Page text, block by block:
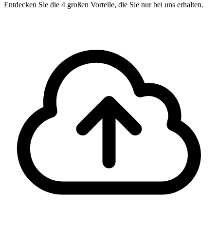
Entdecken Sie die 4 großen Vorteile, die Sie nur bei uns erhalten.